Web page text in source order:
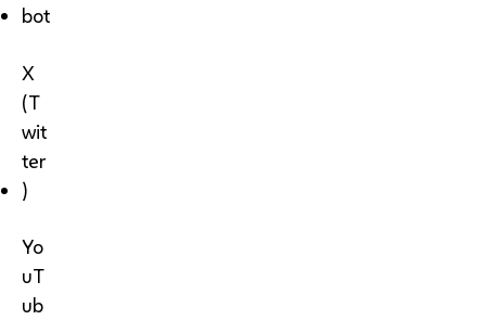
bot
X
(T
wit
ter
)
Yo
uT
ub